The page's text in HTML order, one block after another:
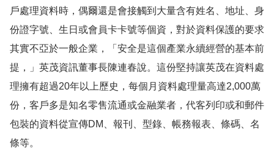
戶處理資料時，偶爾還是會接觸到大量含有姓名、地址、身
份證字號、生日或會員卡卡號等個資，對於資料保護的要求
其實不亞於一般企業，「安全是這個產業永續經營的基本前
提，」英茂資訊董事長陳連春說。這份堅持讓英茂在資料處
理擁有超過20年以上歷史，每個月資料處理量高達2,000萬
份，客戶多是知名零售流通或金融業者，代客列印或和郵件
包裝的資料從宣傳DM 、報刊、型錄、帳務報表、條碼、名
條等。